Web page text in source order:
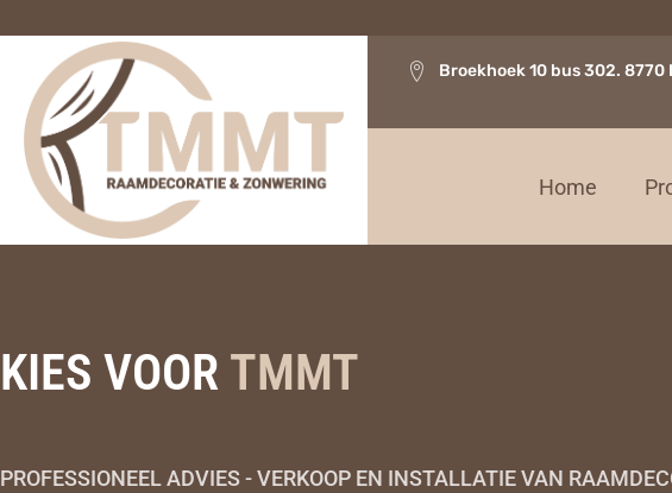
Broekhoek 10 bus 302.
Home
KIES VOOR TMMT
PROFESSIONEEL ADVIES - VERKOOP EN INSTALLATIE VAN